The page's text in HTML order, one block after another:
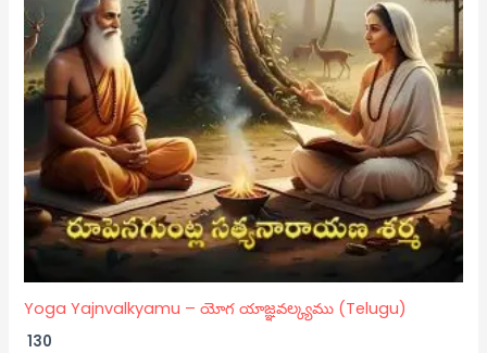
Yoga Yajnvalkyamu – యోగ యాజ్ఞవల్క్యము (Telugu)
130